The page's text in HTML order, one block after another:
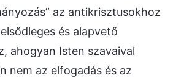
az antikrisztusokhoz
és alapvető
ahogyan Isten szavaival
nem az elfogadás és az